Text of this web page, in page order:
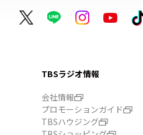
TBSラジオ情報
会社情報
プロモーションガイド
TBSハウジング